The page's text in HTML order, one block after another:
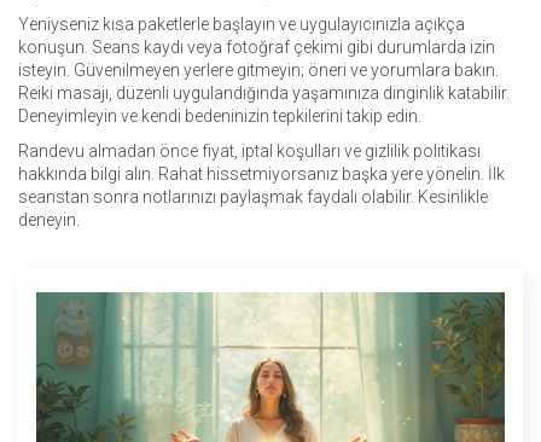
Yeniyseniz kısa paketlerle başlayın ve uygulayıcınızla açıkça
konuşun. Seans kaydı veya fotoğraf çekimi gibi durumlarda izin
isteyin. Güvenilmeyen yerlere gitmeyin; öneri ve yorumlara bakın.
Reiki masajı, düzenli uygulandığında yaşamınıza dinginlik katabilir.
Deneyimleyin ve kendi bedeninizin tepkilerini takip edin.
Randevu almadan önce fiyat, iptal koşulları ve gizlilik politikası
hakkında bilgi alın. Rahat hissetmiyorsanız başka yere yönelin. İlk
seanstan sonra notlarınızı paylaşmak faydalı olabilir. Kesinlikle
deneyin.